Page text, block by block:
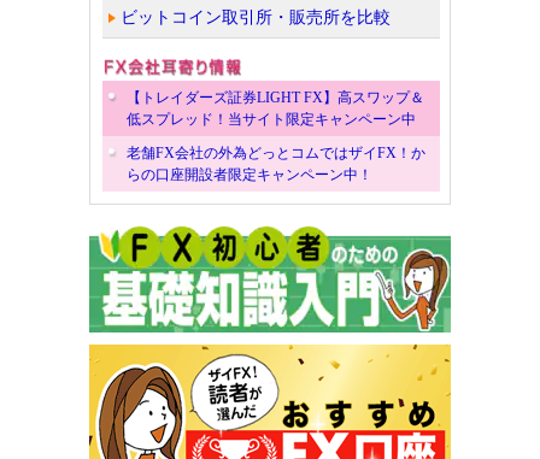
ビットコイン取引所・販売所を比較
【トレイダーズ証券LIGHT FX】高スワップ＆
低スプレッド！当サイト限定キャンペーン中
老舗FX会社の外為どっとコムではザイFX！か
らの口座開設者限定キャンペーン中！